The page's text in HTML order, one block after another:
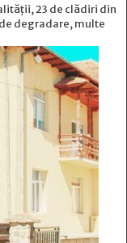
23 de clădiri din
degradare, multe